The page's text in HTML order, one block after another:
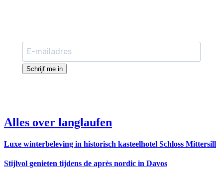
Schrijf me in
Alles over langlaufen
Luxe winterbeleving in historisch kasteelhotel Schloss Mittersill
Stijlvol genieten tijdens de après nordic in Davos